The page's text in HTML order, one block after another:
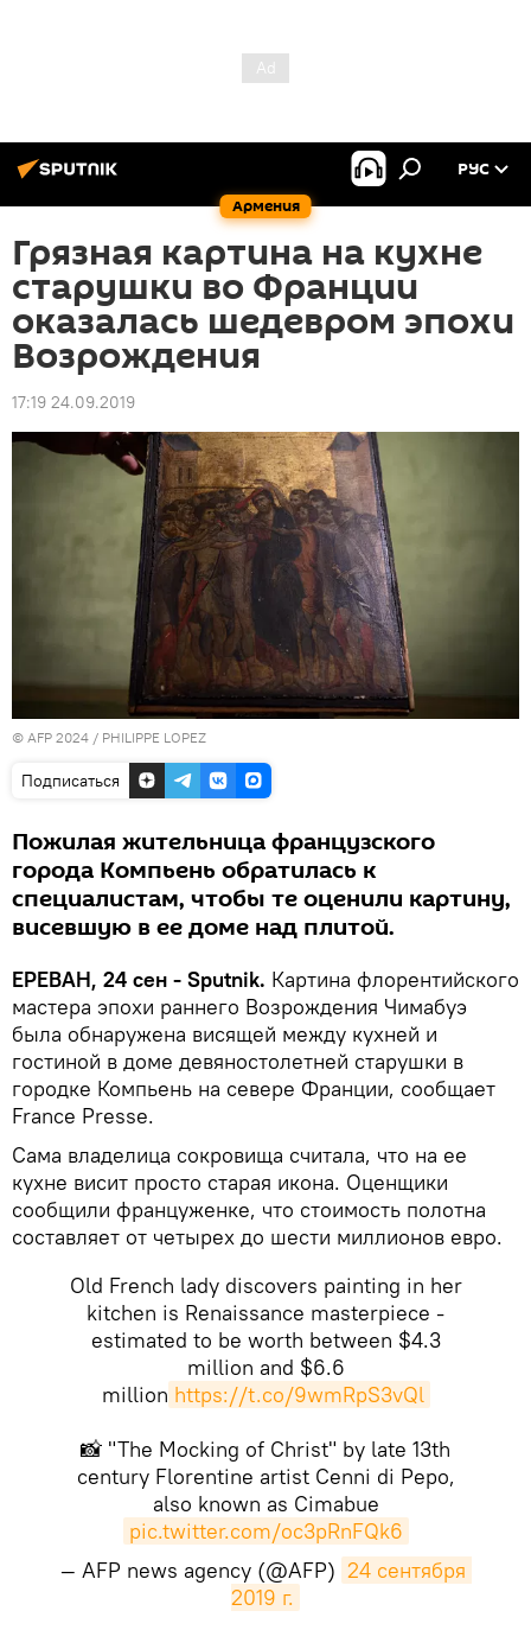
Армения
РУС
Грязная картина на кухне
старушки во Франции
оказалась шедевром эпохи
Возрождения
17:19 24.09.2019
© AFP 2024 / PHILIPPE LOPEZ
Подписаться
Пожилая жительница французского
города Компьень обратилась к
специалистам, чтобы те оценили картину,
висевшую в ее доме над плитой.
ЕРЕВАН, 24 сен - Sputnik. Картина флорентийского
мастера эпохи раннего Возрождения Чимабуэ
была обнаружена висящей между кухней и
гостиной в доме девяностолетней старушки в
городке Компьень на севере Франции, сообщает
France Presse.
Сама владелица сокровища считала, что на ее
кухне висит просто старая икона. Оценщики
сообщили француженке, что стоимость полотна
составляет от четырeх до шести миллионов евро.
Old French lady discovers painting in her
kitchen is Renaissance masterpiece -
estimated to be worth between $4.3
million and $6.6
million https://t.co/9wmRpS3vQl
📸 "The Mocking of Christ" by late 13th
century Florentine artist Cenni di Pepo,
also known as Cimabue
pic.twitter.com/oc3pRnFQk6
— AFP news agency (@AFP) 24 сентября
2019 г.